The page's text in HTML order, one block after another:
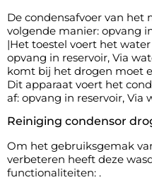
De condensafvoer van het
volgende manier: opvang
|Het toestel voert het
opvang in reservoir, Via
komt bij het drogen moet
Dit apparaat voert het
af: opvang in reservoir, Via
Reiniging condensor
Om het gebruiksgemak
verbeteren heeft deze
functionaliteiten: .